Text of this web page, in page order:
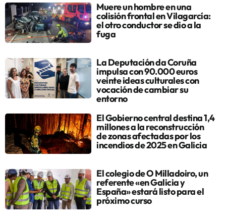
Muere un hombre en una
colisión frontal en Vilagarcía:
el otro conductor se dio a la
fuga
La Deputación da Coruña
impulsa con 90.000 euros
veinte ideas culturales con
vocación de cambiar su
entorno
El Gobierno central destina 1,4
millones a la reconstrucción
de zonas afectadas por los
incendios de 2025 en Galicia
El colegio de O Milladoiro, un
referente «en Galicia y
España» estará listo para el
próximo curso